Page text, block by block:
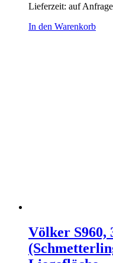
Lieferzeit: auf Anfrage
In den Warenkorb
Völker S960,